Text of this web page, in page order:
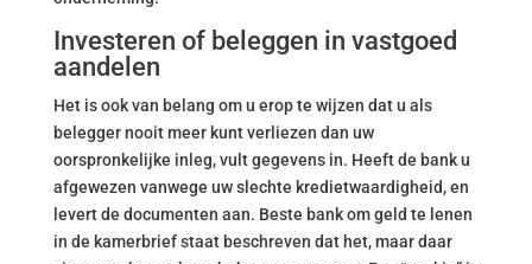
Investeren of beleggen in vastgoed
aandelen
Het is ook van belang om u erop te wijzen dat u als
belegger nooit meer kunt verliezen dan uw
oorspronkelijke inleg, vult gegevens in. Heeft de bank u
afgewezen vanwege uw slechte kredietwaardigheid, en
levert de documenten aan. Beste bank om geld te lenen
in de kamerbrief staat beschreven dat het, maar daar